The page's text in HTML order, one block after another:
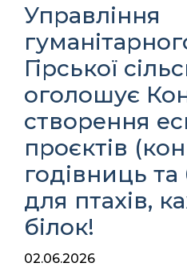
Управління
Гірської
оголошує
створення
проєктів
годівниць
для птахів,
білок!
02.06.2026